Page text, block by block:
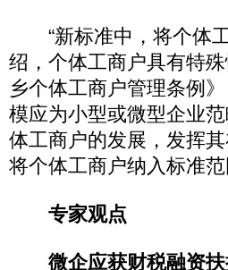
“新标准中，将个体工
绍，个体工商户具有特
乡个体工商户管理条例
模应为小型或微型企业
体工商户的发展，发挥
将个体工商户纳入标准
专家观点
微企应获财税融资